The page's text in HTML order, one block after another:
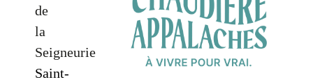
de
la
Seigneurie
Saint-